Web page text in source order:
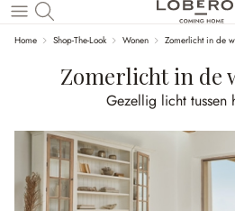
Naar de hoofdinhoud
Home Shop-The-Look Wonen Zomerlicht in de
Zomerlicht in de
Gezellig licht tussen